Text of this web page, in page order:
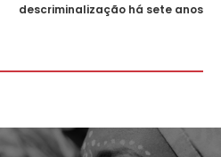
descriminalização há sete anos